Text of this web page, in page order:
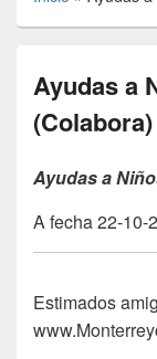
Ayudas a
(Colabora)
Ayudas a
A fecha 22-10-
Estimados